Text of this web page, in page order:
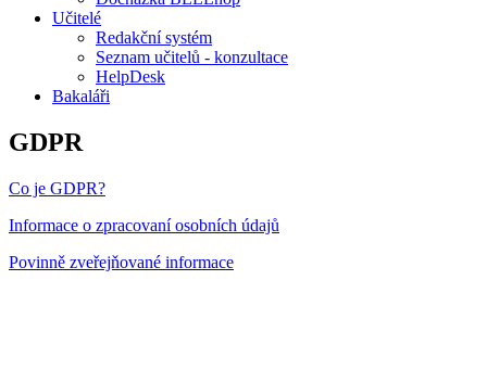
Učitelé
Redakční systém
Seznam učitelů - konzultace
HelpDesk
Bakaláři
GDPR
Co je GDPR?
Informace o zpracovaní osobních údajů
Povinně zveřejňované informace